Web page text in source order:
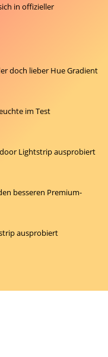
in offizieller
doch lieber Hue Gradient
im Test
Lightstrip ausprobiert
besseren Premium-
ausprobiert